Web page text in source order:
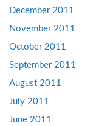
December 2011
November 2011
October 2011
September 2011
August 2011
July 2011
June 2011